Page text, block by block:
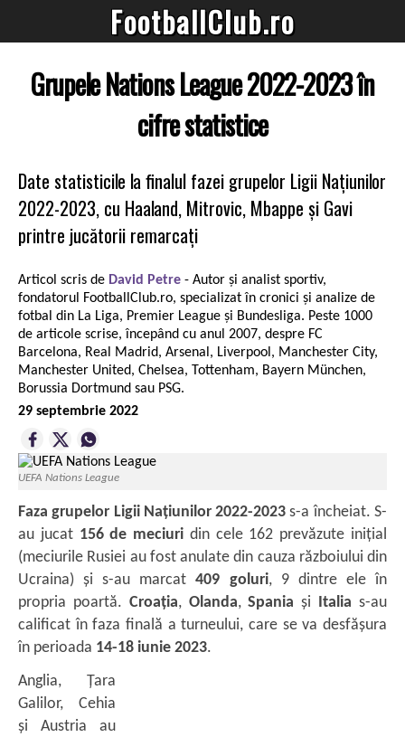
FootballClub.ro
Grupele Nations League 2022-2023 în
cifre statistice
Date statisticile la finalul fazei grupelor Ligii Națiunilor
2022-2023, cu Haaland, Mitrovic, Mbappe și Gavi
printre jucătorii remarcați
Articol scris de David Petre - Autor și analist sportiv,
fondatorul FootballClub.ro, specializat în cronici și analize de
fotbal din La Liga, Premier League și Bundesliga. Peste 1000
de articole scrise, începând cu anul 2007, despre FC
Barcelona, Real Madrid, Arsenal, Liverpool, Manchester City,
Manchester United, Chelsea, Tottenham, Bayern München,
Borussia Dortmund sau PSG.
29 septembrie 2022
UEFA Nations League
Faza grupelor Ligii Națiunilor 2022-2023 s-a încheiat. S-
au jucat 156 de meciuri din cele 162 prevăzute inițial
(meciurile Rusiei au fost anulate din cauza războiului din
Ucraina) și s-au marcat409 goluri, 9 dintre ele în
propria poartă. Croația, Olanda,Spania și Italia s-au
calificat în faza finală a turneului, care se va desfășura
în perioada 14-18 iunie 2023.
Anglia, Țara
Galilor, Cehia
și Austria au